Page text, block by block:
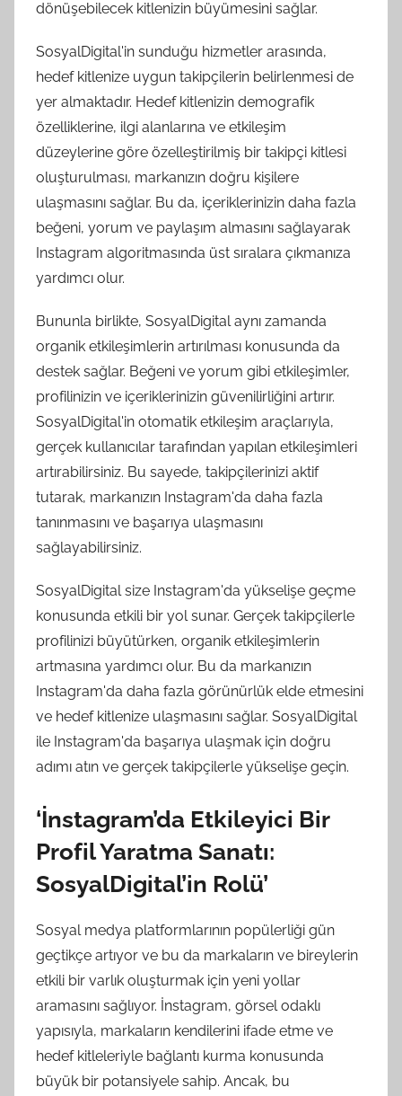
dönüşebilecek kitlenizin büyümesini sağlar.
SosyalDigital'in sunduğu hizmetler arasında,
hedef kitlenize uygun takipçilerin belirlenmesi de
yer almaktadır. Hedef kitlenizin demografik
özelliklerine, ilgi alanlarına ve etkileşim
düzeylerine göre özelleştirilmiş bir takipçi kitlesi
oluşturulması, markanızın doğru kişilere
ulaşmasını sağlar. Bu da, içeriklerinizin daha fazla
beğeni, yorum ve paylaşım almasını sağlayarak
Instagram algoritmasında üst sıralara çıkmanıza
yardımcı olur.
Bununla birlikte, SosyalDigital aynı zamanda
organik etkileşimlerin artırılması konusunda da
destek sağlar. Beğeni ve yorum gibi etkileşimler,
profilinizin ve içeriklerinizin güvenilirliğini artırır.
SosyalDigital'in otomatik etkileşim araçlarıyla,
gerçek kullanıcılar tarafından yapılan etkileşimleri
artırabilirsiniz. Bu sayede, takipçilerinizi aktif
tutarak, markanızın Instagram'da daha fazla
tanınmasını ve başarıya ulaşmasını
sağlayabilirsiniz.
SosyalDigital size Instagram'da yükselişe geçme
konusunda etkili bir yol sunar. Gerçek takipçilerle
profilinizi büyütürken, organik etkileşimlerin
artmasına yardımcı olur. Bu da markanızın
Instagram'da daha fazla görünürlük elde etmesini
ve hedef kitlenize ulaşmasını sağlar. SosyalDigital
ile Instagram'da başarıya ulaşmak için doğru
adımı atın ve gerçek takipçilerle yükselişe geçin.
‘İnstagram’da Etkileyici Bir
Profil Yaratma Sanatı:
SosyalDigital’in Rolü’
Sosyal medya platformlarının popülerliği gün
geçtikçe artıyor ve bu da markaların ve bireylerin
etkili bir varlık oluşturmak için yeni yollar
aramasını sağlıyor. İnstagram, görsel odaklı
yapısıyla, markaların kendilerini ifade etme ve
hedef kitleleriyle bağlantı kurma konusunda
büyük bir potansiyele sahip. Ancak, bu